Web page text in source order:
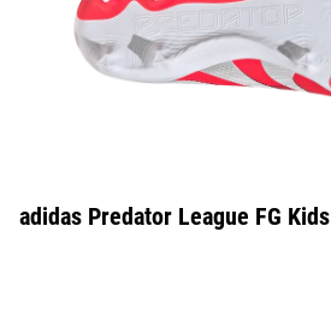
adidas Predator League FG Kids